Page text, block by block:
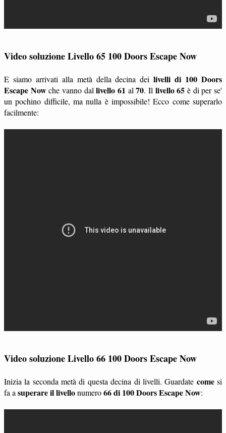
Video soluzione Livello 65 100 Doors Escape Now
E siamo arrivati alla metà della decina deilivelli di 100 Doors
Escape Nowche vanno dallivello 61 al70. Il livello 65 è di per se'
un pochino difficile, ma nulla è impossibile! Ecco come superarlo
facilmente:
Video soluzione Livello 66 100 Doors Escape Now
Inizia la seconda metà di questa decina di livelli. Guardate comesi
fa a superare il livellonumero66 di 100 Doors Escape Now: